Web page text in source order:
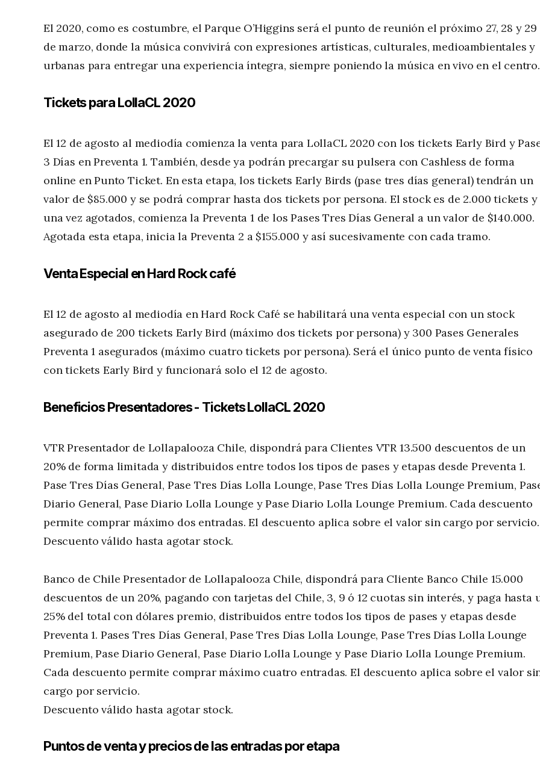
El 2020, como es costumbre, el Parque O’Higgins será el punto de reunión el próximo 27, 28 y 29
de marzo, donde la música convivirá con expresiones artísticas, culturales, medioambientales y
urbanas para entregar una experiencia íntegra, siempre poniendo la música en vivo en el centro.
Tickets para LollaCL 2020
El 12 de agosto al mediodía comienza la venta para LollaCL 2020 con los tickets Early Bird y
3 Días en Preventa 1. También, desde ya podrán precargar su pulsera con Cashless de forma
online en Punto Ticket. En esta etapa, los tickets Early Birds (pase tres días general) tendrán un
valor de $85.000 y se podrá comprar hasta dos tickets por persona. El stock es de 2.000 tickets y
una vez agotados, comienza la Preventa 1 de los Pases Tres Días General a un valor de $140.000.
Agotada esta etapa, inicia la Preventa 2 a $155.000 y así sucesivamente con cada tramo.
Venta Especial en Hard Rock café
El 12 de agosto al mediodía en Hard Rock Café se habilitará una venta especial con un stock
asegurado de 200 tickets Early Bird (máximo dos tickets por persona) y 300 Pases Generales
Preventa 1 asegurados (máximo cuatro tickets por persona). Será el único punto de venta físico
con tickets Early Bird y funcionará solo el 12 de agosto.
Beneficios Presentadores - Tickets LollaCL 2020
VTR Presentador de Lollapalooza Chile, dispondrá para Clientes VTR 13.500 descuentos de un
20% de forma limitada y distribuidos entre todos los tipos de pases y etapas desde Preventa 1.
Pase Tres Días General, Pase Tres Días Lolla Lounge, Pase Tres Días Lolla Lounge Premium,
Diario General, Pase Diario Lolla Lounge y Pase Diario Lolla Lounge Premium. Cada descuento
permite comprar máximo dos entradas. El descuento aplica sobre el valor sin cargo por servicio.
Descuento válido hasta agotar stock.
Banco de Chile Presentador de Lollapalooza Chile, dispondrá para Cliente Banco Chile 15.000
descuentos de un 20%, pagando con tarjetas del Chile, 3, 9 ó 12 cuotas sin interés, y paga hasta
25% del total con dólares premio, distribuidos entre todos los tipos de pases y etapas desde
Preventa 1. Pases Tres Días General, Pase Tres Días Lolla Lounge, Pase Tres Días Lolla Lounge
Premium, Pase Diario General, Pase Diario Lolla Lounge y Pase Diario Lolla Lounge Premium.
Cada descuento permite comprar máximo cuatro entradas. El descuento aplica sobre el valor
cargo por servicio.
Descuento válido hasta agotar stock.
Puntos de venta y precios de las entradas por etapa